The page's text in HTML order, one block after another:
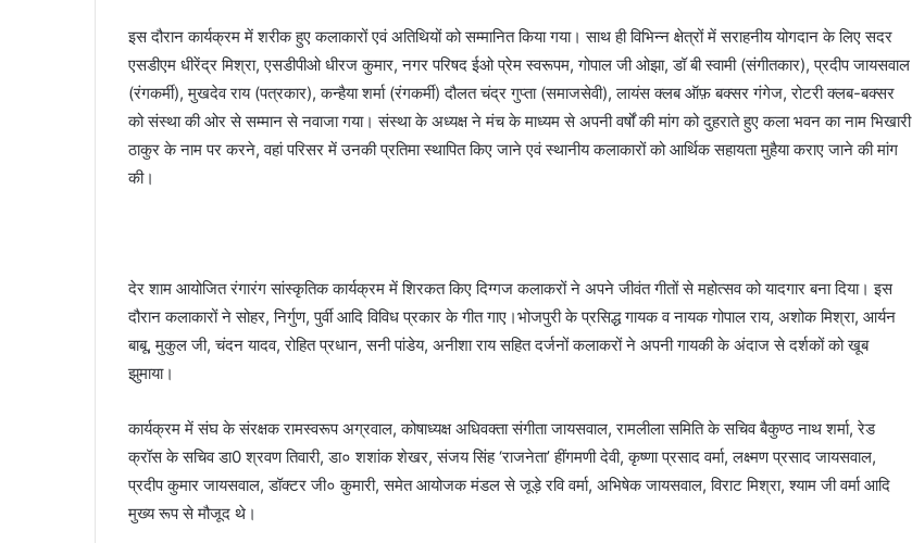
इस दौरान कार्यक्रम में शरीक हुए कलाकारों एवं अतिथियों को सम्मानित किया गया। साथ ही विभिन्न क्षेत्रों में सराहनीय योगदान के लिए सदर
एसडीएम धीरेंद्र मिश्रा, एसडीपीओ धीरज कुमार, नगर परिषद ईओ प्रेम स्वरूपम, गोपाल जी ओझा, डॉ बी स्वामी (संगीतकार), प्रदीप जायसवाल
(रंगकर्मी), मुखदेव राय (पत्रकार), कन्हैया शर्मा (रंगकर्मी) दौलत चंद्र गुप्ता (समाजसेवी), लायंस क्लब ऑफ़ बक्सर गंगेज, रोटरी क्लब-बक्सर
को संस्था की ओर से सम्मान से नवाजा गया। संस्था के अध्यक्ष ने मंच के माध्यम से अपनी वर्षों की मांग को दुहराते हुए कला भवन का नाम भिखारी
ठाकुर के नाम पर करने, वहां परिसर में उनकी प्रतिमा स्थापित किए जाने एवं स्थानीय कलाकारों को आर्थिक सहायता मुहैया कराए जाने की मांग
की।
देर शाम आयोजित रंगारंग सांस्कृतिक कार्यक्रम में शिरकत किए दिग्गज कलाकरों ने अपने जीवंत गीतों से महोत्सव को यादगार बना दिया। इस
दौरान कलाकारों ने सोहर, निर्गुण, पुर्वी आदि विविध प्रकार के गीत गाए।भोजपुरी के प्रसिद्ध गायक व नायक गोपाल राय, अशोक मिश्रा, आर्यन
बाबू, मुकुल जी, चंदन यादव, रोहित प्रधान, सनी पांडेय, अनीशा राय सहित दर्जनों कलाकरों ने अपनी गायकी के अंदाज से दर्शकों को खूब
झुमाया।
कार्यक्रम में संघ के संरक्षक रामस्वरूप अग्रवाल, कोषाध्यक्ष अधिवक्ता संगीता जायसवाल, रामलीला समिति के सचिव बैकुण्ठ नाथ शर्मा, रेड
क्रॉस के सचिव डा0 श्रवण तिवारी, डा० शशांक शेखर, संजय सिंह ‘राजनेता’ हींगमणी देवी, कृष्णा प्रसाद वर्मा, लक्ष्मण प्रसाद जायसवाल,
प्रदीप कुमार जायसवाल, डॉक्टर जी० कुमारी, समेत आयोजक मंडल से जूड़े रवि वर्मा, अभिषेक जायसवाल, विराट मिश्रा, श्याम जी वर्मा आदि
मुख्य रूप से मौजूद थे।